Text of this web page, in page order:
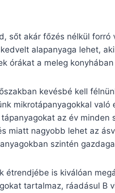
sőt akár főzés nélkül forró
alapanyaga lehet,
órákat a meleg
kevésbé kell
mikrotápanyagokkal való
az év minden
miatt nagyobb lehet az
szintén
étrendjébe is kiválóan
tartalmaz, ráadásul B